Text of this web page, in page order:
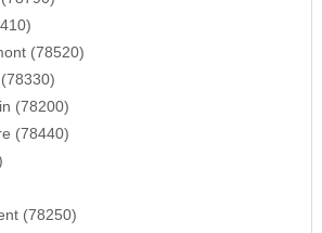
(78520)
(78200)
(78440)
(78250)